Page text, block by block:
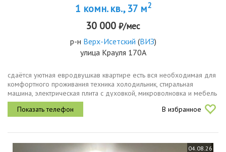
1 комн. кв., 37 м2
30 000 ₽/мес
р-н Верх-Исетский (ВИЗ)
улица Крауля 170А
сдаётся уютная евродвушкав квартире есть вся необходимая для
комфортного проживания техника холодильник, стиральная
машина, электрическая плита с духовкой, микроволновка и мебель
двуспальная кровать с ортопедическим матрасом, два шкафа,
раскладной...
В избранное
04.08.26